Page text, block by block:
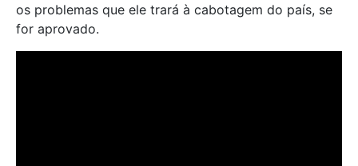
os problemas que ele trará à cabotagem do país, se
for aprovado.